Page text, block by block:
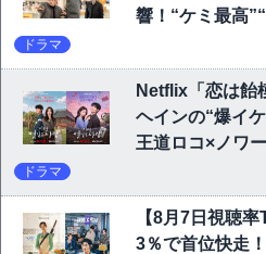
響！“ケミ最高
ドラマ
Netflix「恋は飴
ヘインの“爆イ
王道ロコ×ノワ
ドラマ
【8月7日視聴
3％で首位快走